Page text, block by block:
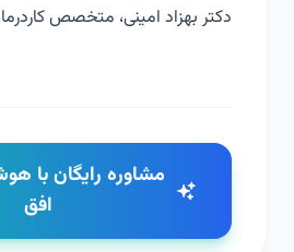
دکتر بهزاد امینی، متخصص
مشاوره رایگان با
افق